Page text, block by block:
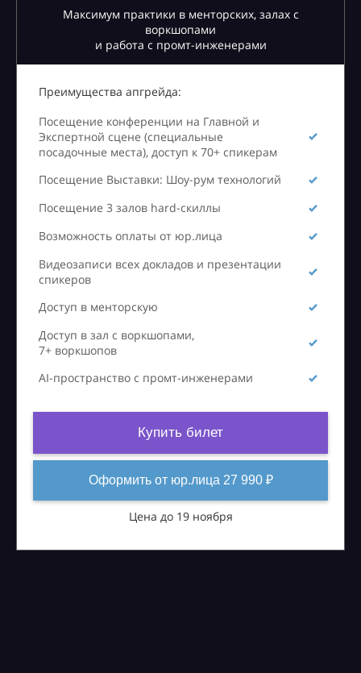
Максимум практики в менторских, залах с
воркшопами
и работа с промт-инженерами
Преимущества апгрейда:
Посещение конференции на Главной и
Экспертной сцене (специальные
посадочные места), доступ к 70+ спикерам
Посещение Выставки: Шоу-рум технологий
Посещение 3 залов hard-скиллы
Возможность оплаты от юр.лица
Видеозаписи всех докладов и презентации
спикеров
Доступ в менторскую
Доступ в зал с воркшопами,
7+ воркшопов
AI-пространство с промт-инженерами
Купить билет
Оформить от юр.лица 27 990 ₽
Цена до 19 ноября